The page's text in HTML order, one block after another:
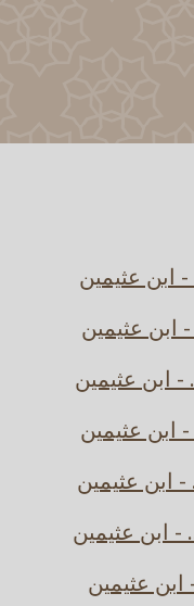
ابن عثيمين
ابن عثيمين
ابن عثيمين
ابن عثيمين
ابن عثيمين
- ابن عثيمين
ابن عثيمين